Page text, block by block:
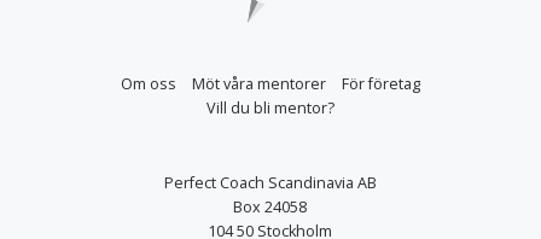
Perfect Coach Scandinavia AB
Box 24058
104 50 Stockholm
Om oss Möt våra mentorer
För företag
Vill du bli mentor?